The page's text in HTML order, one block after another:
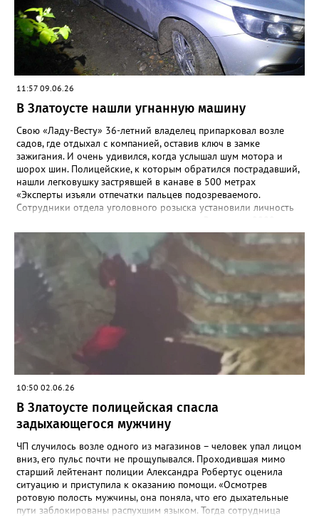
11:57 09.06.26
В Златоусте нашли угнанную машину
Свою «Ладу-Весту» 36-летний владелец припарковал возле
садов, где отдыхал с компанией, оставив ключ в замке
зажигания. И очень удивился, когда услышал шум мотора и
шорох шин. Полицейские, к которым обратился пострадавший,
нашли легковушку застрявшей в канаве в 500 метрах
«Эксперты изъяли отпечатки пальцев подозреваемого.
Сотрудники отдела уголовного розыска установили личность
рождения. Ранее он состоял на учёте в инспекции по делам
несовершеннолетних за акты вандализма. По горячим следам
подозреваемый был задержан», - рассказали в златоустовском
ОМВД. Молодой человек стал фигурантом уголовного дела по
статье об угоне, а правоохранители призвали автомобилистов
не оставлять машины надолго без внимания, тем более – с
10:50 02.06.26
В Златоусте полицейская спасла
задыхающегося мужчину
ЧП случилось возле одного из магазинов – человек упал лицом
вниз, его пульс почти не прощупывался. Проходившая мимо
старший лейтенант полиции Александра Робертус оценила
ситуацию и приступила к оказанию помощи. «Осмотрев
ротовую полость мужчины, она поняла, что его дыхательные
пути заблокированы распухшим языком. Тогда сотрудница